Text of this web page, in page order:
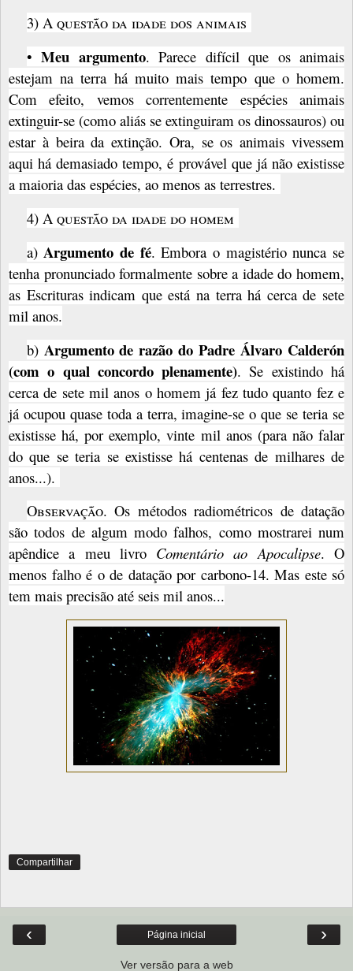
3) A questão da idade dos animais
•Meu argumento. Parece difícil que os animais
estejam na terra há muito mais tempo que o homem.
Com efeito, vemos correntemente espécies animais
extinguir-se (como aliás se extinguiram os dinossauros) ou
estar à beira da extinção. Ora, se os animais vivessem
aqui há demasiado tempo, é provável que já não existisse
a maioria das espécies, ao menos as terrestres.
4) A questão da idade do homem
a) Argumento de fé. Embora o magistério nunca se
tenha pronunciado formalmente sobre a idade do homem,
as Escrituras indicam que está na terra há cerca de sete
mil anos.
b) Argumento de razão do Padre Álvaro Calderón
(com o qual concordo plenamente). Se existindo há
cerca de sete mil anos o homem já fez tudo quanto fez e
já ocupou quase toda a terra, imagine-se o que se teria se
existisse há, por exemplo, vinte mil anos (para não falar
do que se teria se existisse há centenas de milhares de
anos...).
Observação. Os métodos radiométricos de datação
são todos de algum modo falhos, como mostrarei num
apêndice a meu livro Comentário ao Apocalipse. O
menos falho é o de datação por carbono-14. Mas este só
tem mais precisão até seis mil anos...
Compartilhar
‹ ›
Página inicial
Ver versão para a web